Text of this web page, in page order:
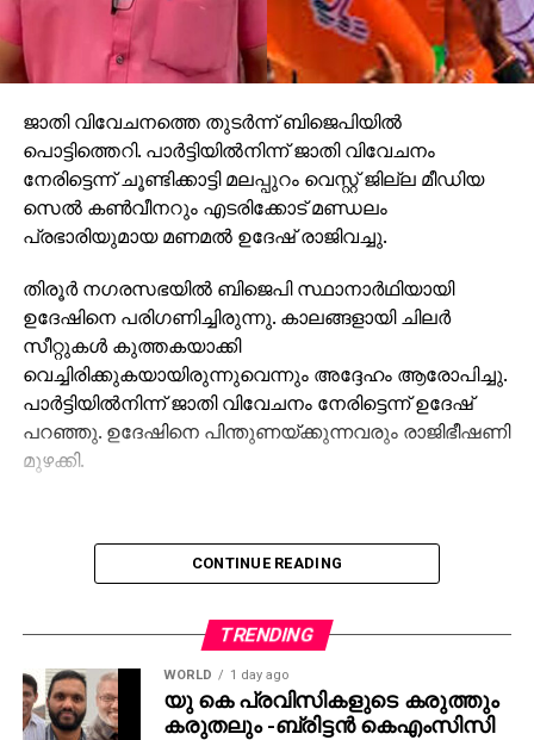
ജാതി വിവേചനത്തെ തുടര്‍ന്ന് ബിജെപിയില്‍
പൊട്ടിത്തെറി. പാര്‍ട്ടിയില്‍നിന്ന് ജാതി വിവേചനം
നേരിട്ടെന്ന് ചൂണ്ടിക്കാട്ടി മലപ്പുറം വെസ്റ്റ് ജില്ല മീഡിയ
സെല്‍ കണ്‍വീനറും എടരിക്കോട് മണ്ഡലം
പ്രഭാരിയുമായ മണമല്‍ ഉദേഷ് രാജിവച്ചു.
തിരൂര്‍ നഗരസഭയില്‍ ബിജെപി സ്ഥാനാര്‍ഥിയായി
ഉദേഷിനെ പരിഗണിച്ചിരുന്നു. കാലങ്ങളായി ചിലര്‍
സീറ്റുകള്‍ കുത്തകയാക്കി
വെച്ചിരിക്കുകയായിരുന്നുവെന്നും അദ്ദേഹം ആരോപിച്ചു.
പാര്‍ട്ടിയില്‍നിന്ന് ജാതി വിവേചനം നേരിട്ടെന്ന് ഉദേഷ്
പറഞ്ഞു. ഉദേഷിനെ പിന്തുണയ്ക്കുന്നവരും രാജിഭീഷണി
മുഴക്കി.
CONTINUE READING
TRENDING
WORLD 1 day ago
യു കെ പ്രവിസികളുടെ കരുത്തും
കരുതലും -ബ്രിട്ടൻ കെഎംസിസി